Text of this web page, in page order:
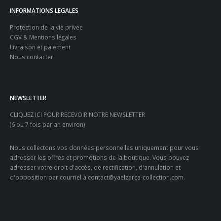
INFORMATIONS LEGALES
Protection de la vie privée
CGV & Mentions légales
Livraison et paiement
Nous contacter
NEWSLETTER
CLIQUEZ ICI POUR RECEVOIR NOTRE NEWSLETTER
(6 ou 7 fois par an environ)
Nous collectons vos données personnelles uniquement pour vous
adresser les offres et promotions de la boutique. Vous pouvez
adresser votre droit d'accès, de rectification, d'annulation et
d'opposition par courriel à contact@yaelzarca-collection.com.